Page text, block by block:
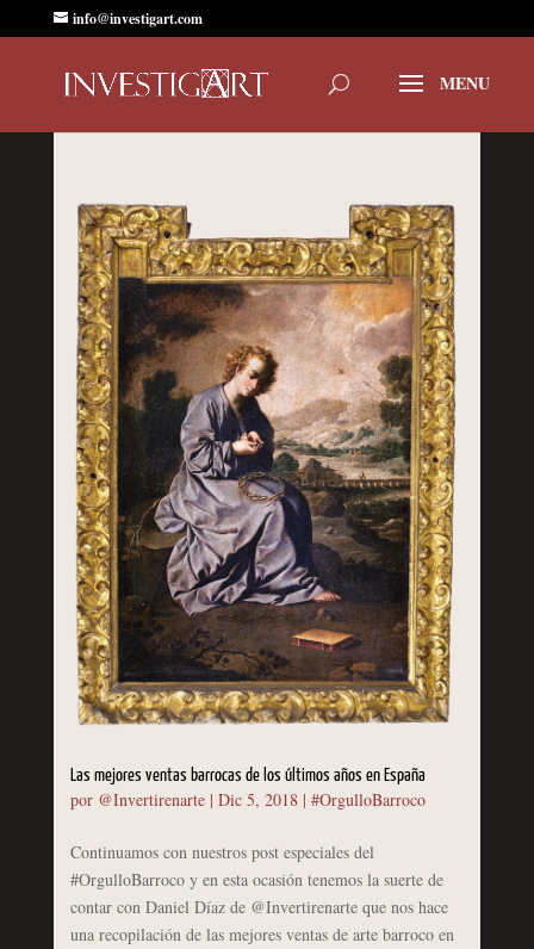
info@investigart.com
Las mejores ventas barrocas de los últimos años en España
por @Invertirenarte| Dic 5, 2018| #OrgulloBarroco
Continuamos con nuestros post especiales del
#OrgulloBarroco y en esta ocasión tenemos la suerte de
contar con Daniel Díaz de @Invertirenarte que nos hace
una recopilación de las mejores ventas de arte barroco en